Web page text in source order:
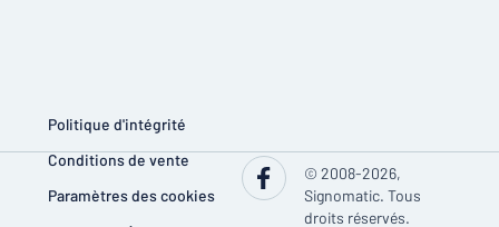
Politique d'intégrité
Conditions de vente
Paramètres des cookies
© 2008-2026,
Signomatic. Tous
droits réservés.